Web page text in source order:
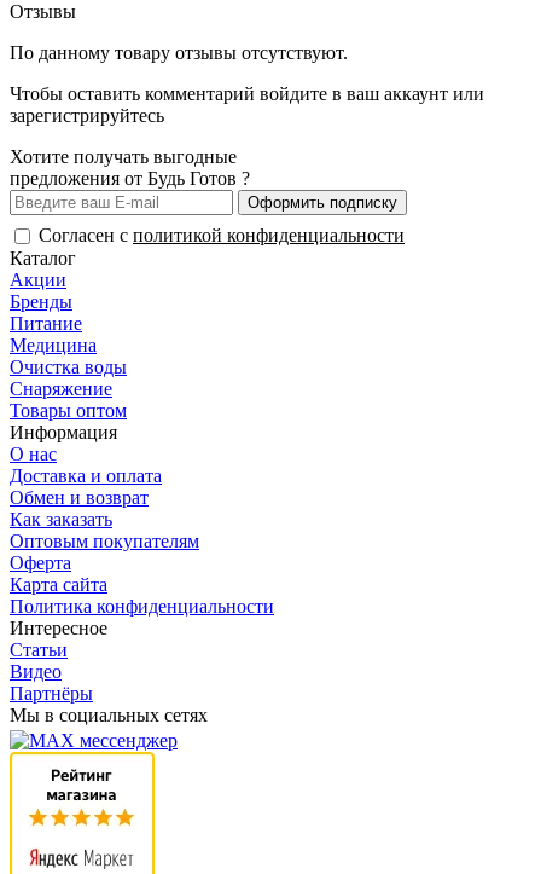
Отзывы
По данному товару отзывы отсутствуют.
Чтобы оставить комментарий войдите в ваш аккаунт или
зарегистрируйтесь
Хотите получать выгодные
предложения от Будь Готов ?
Оформить подписку
Согласен с политикой конфиденциальности
Каталог
Акции
Бренды
Питание
Медицина
Очистка воды
Снаряжение
Товары оптом
Информация
О нас
Доставка и оплата
Обмен и возврат
Как заказать
Оптовым покупателям
Оферта
Карта сайта
Политика конфиденциальности
Интересное
Статьи
Видео
Партнёры
Мы в социальных сетях